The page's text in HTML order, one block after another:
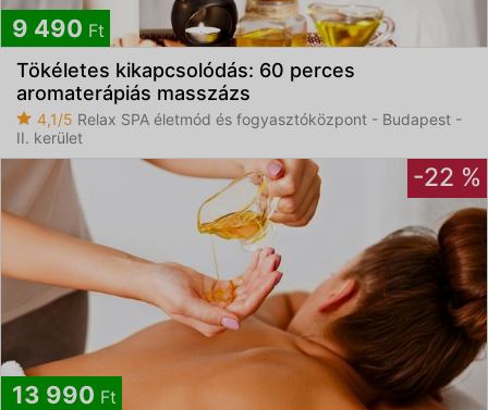
9 490 Ft
Tökéletes kikapcsolódás: 60 perces
aromaterápiás masszázs
4,1/5 Relax SPA életmód és fogyasztóközpont - Budapest -
II. kerület
-22 %
13 990 Ft